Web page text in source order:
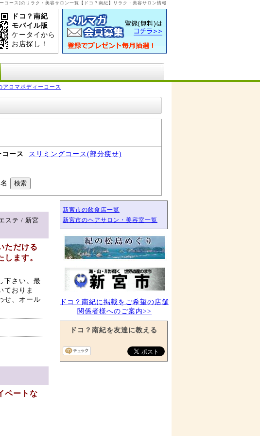
コース]のリラク・美容サロン一覧【ドコ？南紀】リラク・美容サロン情報
ドコ？南紀
モバイル版
ケータイから
お店探し！
アロマボディーコース
ース
スリミングコース(部分痩せ)
ステ / 新宮
ただける
ます。
下さい。最
ておりま
せ、オール
ペートな
新宮市の飲食店一覧
新宮市のヘアサロン・美容室一覧
ドコ？南紀に掲載をご希望の店舗
関係者様へのご案内>>
ドコ？南紀を友達に教える